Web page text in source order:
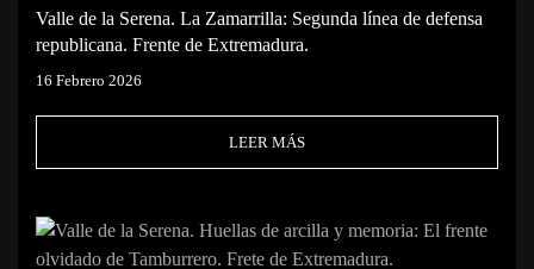
Valle de la Serena. La Zamarrilla: Segunda línea de defensa
republicana. Frente de Extremadura.
16 Febrero 2026
LEER MÁS